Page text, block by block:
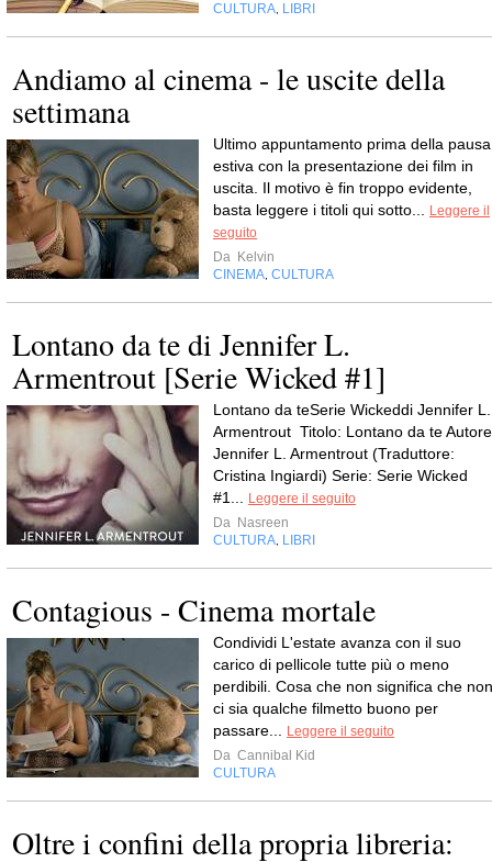
CULTURA LIBRI
Andiamo al cinema - le uscite della
settimana
Ultimo appuntamento prima della pausa
estiva con la presentazione dei film in
uscita. Il motivo è fin troppo evidente,
basta leggere i titoli qui sotto...
Leggere il
seguito
Da Kelvin
CINEMA CULTURA
Lontano da te di Jennifer L.
Armentrout [Serie Wicked #1]
Lontano da teSerie Wickeddi Jennifer L.
Armentrout Titolo: Lontano da te
Jennifer L. Armentrout (Traduttore:
Cristina Ingiardi) Serie: Serie Wicked
#1...
Leggere il seguito
Da Nasreen
CULTURA LIBRI
Contagious - Cinema mortale
Condividi L'estate avanza con il suo
carico di pellicole tutte più o meno
perdibili. Cosa che non significa che non
ci sia qualche filmetto buono per
passare...
Leggere il seguito
Da Cannibal Kid
CULTURA
Oltre i confini della propria libreria: